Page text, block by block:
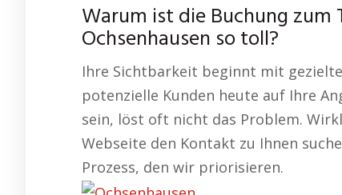
Warum ist die Buchung zum
Ochsenhausen so toll?
Ihre Sichtbarkeit beginnt mit
potenzielle Kunden heute auf Ihre
sein, löst oft nicht das Problem.
Webseite den Kontakt zu Ihnen
Prozess, den wir priorisieren.